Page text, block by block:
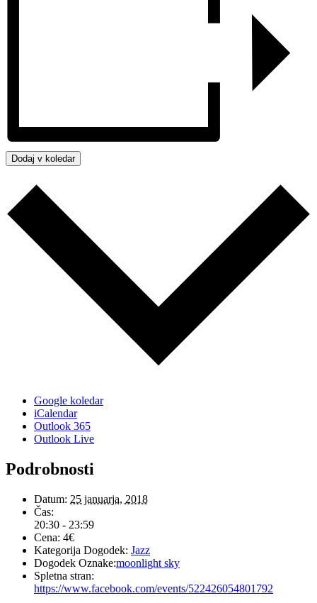
Dodaj v koledar
Google koledar
iCalendar
Outlook 365
Outlook Live
Podrobnosti
Datum: 25 januarja, 2018
Čas:
20:30 - 23:59
Cena: 4€
Kategorija Dogodek: Jazz
Dogodek Oznake:moonlight sky
Spletna stran:
https://www.facebook.com/events/522426054801792